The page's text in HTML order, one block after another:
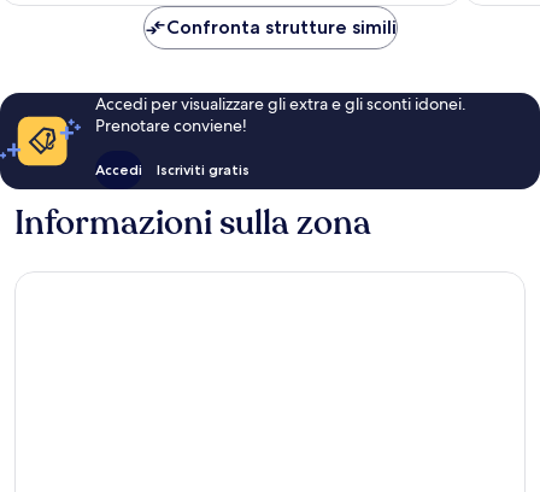
Confronta strutture simili
Accedi per visualizzare gli extra e gli sconti idonei.
Prenotare conviene!
Accedi Iscriviti gratis
Informazioni sulla zona